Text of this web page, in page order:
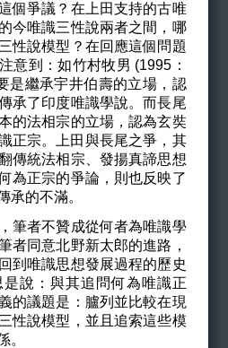
爭議？在上田支持的古唯
今唯識三性說兩者之間，哪
性說模型？在回應這個問題
意到：如竹村牧男 (1995：
是繼承宇井伯壽的立場，認
承了印度唯識學說。而長尾
的法相宗的立場，認為玄奘
宗。上田與長尾之爭，其
傳統法相宗、發揚真諦思想
為正宗的爭論，則也反映了
承的不滿。
者不贊成從何者為唯識學
者同意北野新太郎的進路，
到唯識思想發展過程的歷史
說：與其追問何為唯識正
的議題是：臚列並比較在現
性說模型，並且追索這些模
。